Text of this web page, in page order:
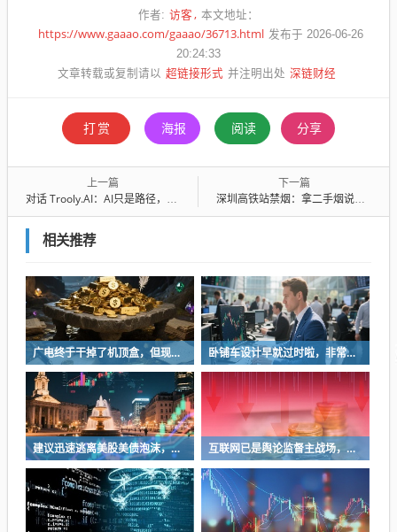
作者: 访客 本文地址：
https://www.gaaao.com/gaaao/36713.html 发布于 2026-06-26
20:24:33
文章转载或复制请以 超链接形式 并注明出处 深链财经
打赏 海报 阅读 分享
上一篇
对话 Trooly.AI：AI只是路径，让真实用户声音直达品牌
下一篇
深圳高铁站禁烟：拿二手烟说事，和德国绿党一个路子
相关推荐
广电终于干掉了机顶盒，但现在没多少人看电视了… 卧铺车设计早就过时啦，非常不具备人性化
建议迅速逃离美股美债泡沫，AI正加速而非延缓其泡沫破裂 互联网已是舆论监督主战场，让我们用这五点珍惜它